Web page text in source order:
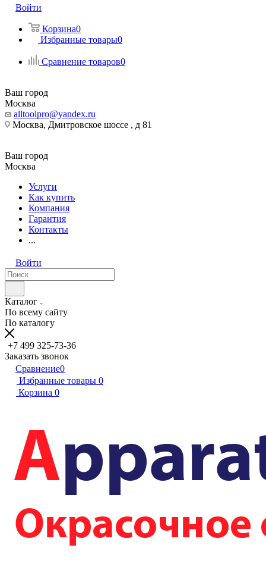
Войти
Корзина0
Избранные товары0
Сравнение товаров0
Ваш город
Москва
alltoolpro@yandex.ru
Москва, Дмитровское шоссе , д 81
Ваш город
Москва
Услуги
Как купить
Компания
Гарантия
Контакты
...
Войти
Каталог
По всему сайту
По каталогу
+7 499 325-73-36
Заказать звонок
Сравнение0
Избранные товары 0
Корзина 0